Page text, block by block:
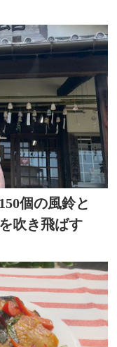
ん～
個の風鈴と
吹き飛ばす